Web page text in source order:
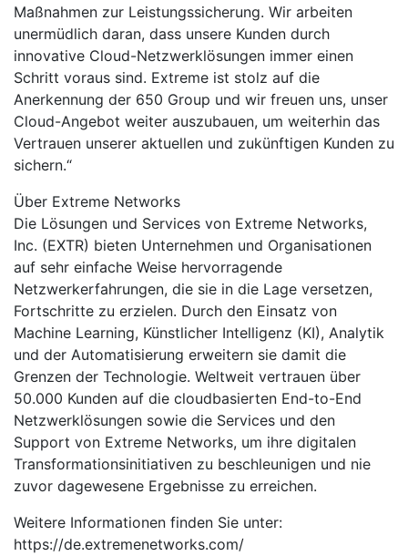
Maßnahmen zur Leistungssicherung. Wir arbeiten
unermüdlich daran, dass unsere Kunden durch
innovative Cloud-Netzwerklösungen immer einen
Schritt voraus sind. Extreme ist stolz auf die
Anerkennung der 650 Group und wir freuen uns, unser
Cloud-Angebot weiter auszubauen, um weiterhin das
Vertrauen unserer aktuellen und zukünftigen Kunden zu
sichern.“
Über Extreme Networks
Die Lösungen und Services von Extreme Networks,
Inc. (EXTR) bieten Unternehmen und Organisationen
auf sehr einfache Weise hervorragende
Netzwerkerfahrungen, die sie in die Lage versetzen,
Fortschritte zu erzielen. Durch den Einsatz von
Machine Learning, Künstlicher Intelligenz (KI), Analytik
und der Automatisierung erweitern sie damit die
Grenzen der Technologie. Weltweit vertrauen über
50.000 Kunden auf die cloudbasierten End-to-End
Netzwerklösungen sowie die Services und den
Support von Extreme Networks, um ihre digitalen
Transformationsinitiativen zu beschleunigen und nie
zuvor dagewesene Ergebnisse zu erreichen.
Weitere Informationen finden Sie unter:
https://de.extremenetworks.com/